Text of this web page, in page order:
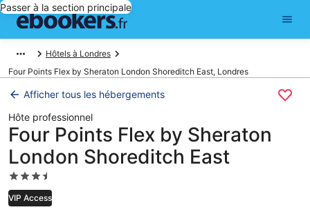
Passer à la section principale
Hôtels à Londres
Four Points Flex by Sheraton London Shoreditch East, Londres
Afficher tous les hébergements
Hôte professionnel
Four Points Flex by Sheraton
London Shoreditch East
Hébergement
3.5 étoiles
VIP Access